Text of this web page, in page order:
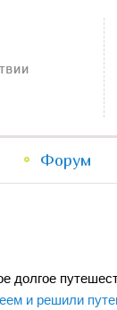
Форум
долгое
и решили